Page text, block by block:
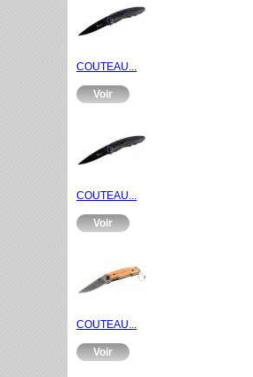
COUTEAU...
Voir
COUTEAU...
Voir
COUTEAU...
Voir